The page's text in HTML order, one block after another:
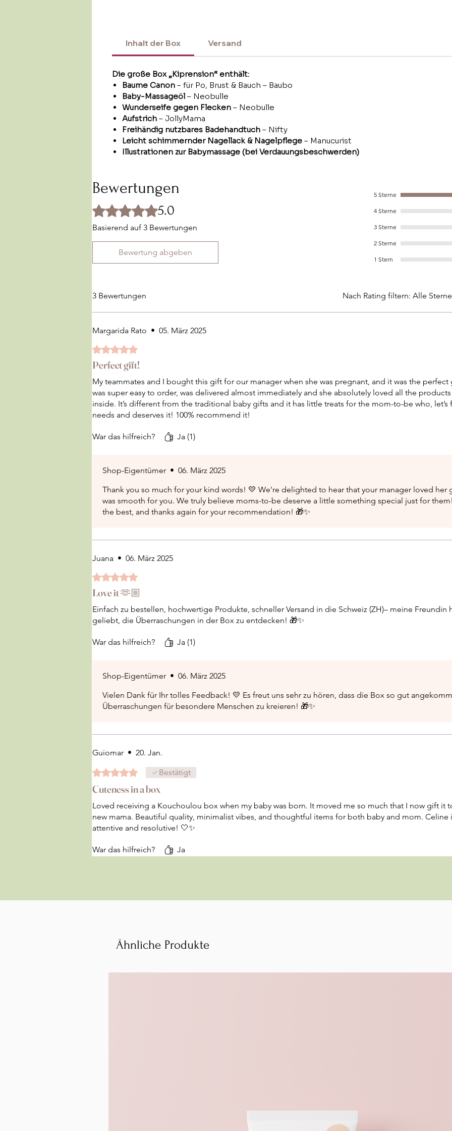
Inhalt der Box Versand
Die große Box „Kiprension“ enthält:
Baume Canon – für Po, Brust & Bauch – Baubo
Baby-Massageöl – Neobulle
Wunderseife gegen Flecken – Neobulle
Aufstrich – JollyMama
Freihändig nutzbares Badehandtuch – Nifty
Leicht schimmernder Nagellack & Nagelpflege – Manucurist
Illustrationen zur Babymassage (bei Verdauungsbeschwerden)
Bewertungen
Mit 5 von 5 Sternen bewertet.
5.0
Basierend auf 3 Bewertungen
Bewertung abgeben
5 Sterne
4 Sterne
3 Sterne
2 Sterne
1 Stern
3 Bewertungen Nach Rating filtern: Alle Sterne
Margarida Rato • 05. März 2025
Mit 5 von 5 Sternen bewertet.
Perfect gift!
My teammates and I bought this gift for our manager when she was pregnant, and it was the
was super easy to order, was delivered almost immediately and she absolutely loved all the products
inside. It’s different from the traditional baby gifts and it has little treats for the mom-to-be who, let’s
needs and deserves it! 100% recommend it!
War das hilfreich? Ja (1)
Shop-Eigentümer • 06. März 2025
Thank you so much for your kind words! 💛 We're delighted to hear that your manager loved
was smooth for you. We truly believe moms-to-be deserve a little something special just for
the best, and thanks again for your recommendation! 🎁✨
Juana • 06. März 2025
Mit 5 von 5 Sternen bewertet.
Love it 🫶🏼
Einfach zu bestellen, hochwertige Produkte, schneller Versand in die Schweiz (ZH)– meine Freundin
geliebt, die Überraschungen in der Box zu entdecken! 🎁✨
War das hilfreich? Ja (1)
Shop-Eigentümer • 06. März 2025
Vielen Dank für Ihr tolles Feedback! 💛 Es freut uns sehr zu hören, dass die Box so gut
Überraschungen für besondere Menschen zu kreieren! 🎁✨
Guiomar • 20. Jan.
Mit 5 von 5 Sternen bewertet.
Bestätigt
Cuteness in a box
Loved receiving a Kouchoulou box when my baby was born. It moved me so much that I now gift it
new mama. Beautiful quality, minimalist vibes, and thoughtful items for both baby and mom. Celine
attentive and resolutive! 🤍✨
War das hilfreich? Ja
Ähnliche Produkte